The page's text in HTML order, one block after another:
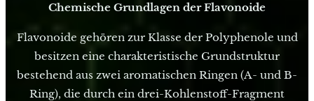
Chemische Grundlagen der Flavonoide
Flavonoide gehören zur Klasse der Polyphenole und
besitzen eine charakteristische Grundstruktur
bestehend aus zwei aromatischen Ringen (A- und B-
Ring), die durch ein drei-Kohlenstoff-Fragment